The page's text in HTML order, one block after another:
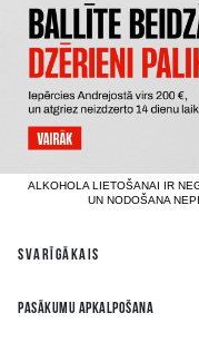
ALKOHOLA LIETOŠANAI IR
UN NODOŠANA
SVARĪGĀKAIS
PASĀKUMU APKALPOŠANA